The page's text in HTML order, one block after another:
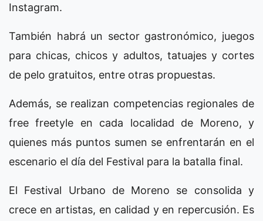
Instagram.
También habrá un sector gastronómico, juegos
para chicas, chicos y adultos, tatuajes y cortes
de pelo gratuitos, entre otras propuestas.
Además, se realizan competencias regionales de
free freetyle en cada localidad de Moreno, y
quienes más puntos sumen se enfrentarán en el
escenario el día del Festival para la batalla final.
El Festival Urbano de Moreno se consolida y
crece en artistas, en calidad y en repercusión. Es